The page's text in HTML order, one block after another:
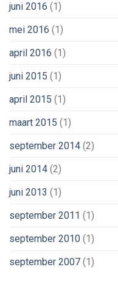
juni 2016 (1)
mei 2016 (1)
april 2016 (1)
juni 2015 (1)
april 2015 (1)
maart 2015 (1)
september 2014 (2)
juni 2014 (2)
juni 2013 (1)
september 2011 (1)
september 2010 (1)
september 2007 (1)